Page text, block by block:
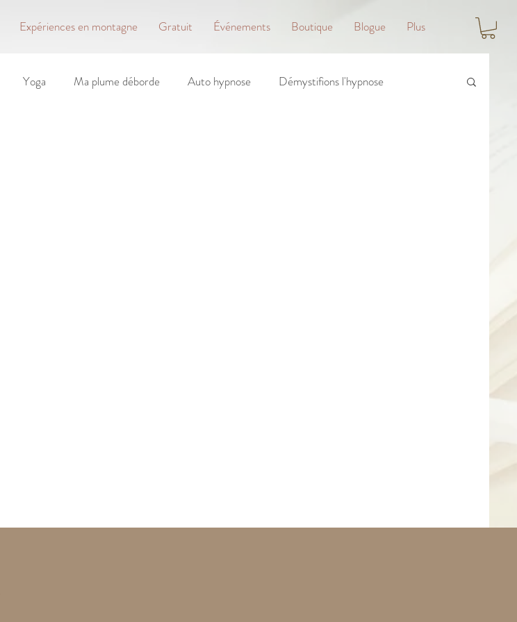
Expériences en montagne Gratuit Événements Boutique Blogue Plus
Yoga Ma plume déborde Auto hypnose Démystifions l'hypnose